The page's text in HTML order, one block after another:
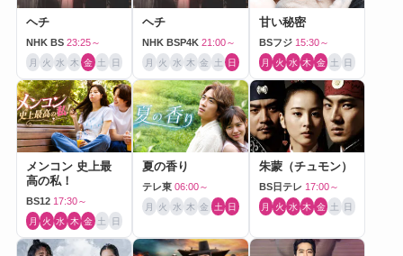
ヘチ
NHK BS 23:25～
月 火 水 木 金 土 日
ヘチ
NHK BSP4K 21:00～
月 火 水 木 金 土 日
甘い秘密
BSフジ 15:30～
月 火 水 木 金 土 日
メンコン 史上最
高の私！
BS12 17:30～
月 火 水 木 金 土 日
夏の香り
テレ東 06:00～
月 火 水 木 金 土 日
朱蒙（チュモン）
BS日テレ 17:00～
月 火 水 木 金 土 日